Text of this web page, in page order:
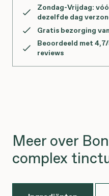
Zondag-Vrijdag:
dezelfde dag
Gratis bezorging
Beoordeeld met
reviews
Meer over
complex